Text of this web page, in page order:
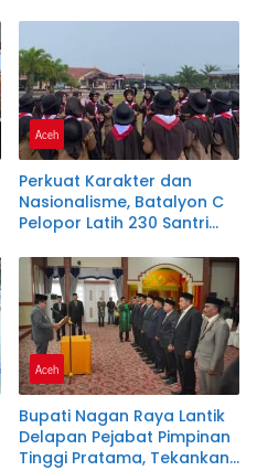
Aceh
Perkuat Karakter dan
Nasionalisme, Batalyon C
Pelopor Latih 230 Santri
Ikhwah
Aceh
Bupati Nagan Raya Lantik
Delapan Pejabat Pimpinan
Tinggi Pratama, Tekankan